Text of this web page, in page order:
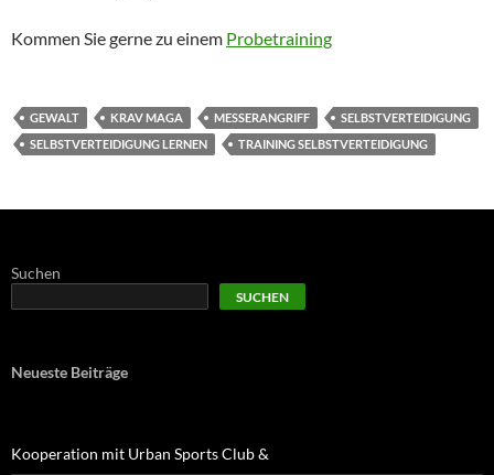
Kommen Sie gerne zu einem Probetraining
GEWALT KRAV MAGA MESSERANGRIFF
SELBSTVERTEIDIGUNG
SELBSTVERTEIDIGUNG LERNEN
TRAINING SELBSTVERTEIDIGUNG
Suchen
SUCHEN
Neueste Beiträge
Kooperation mit Urban Sports Club &